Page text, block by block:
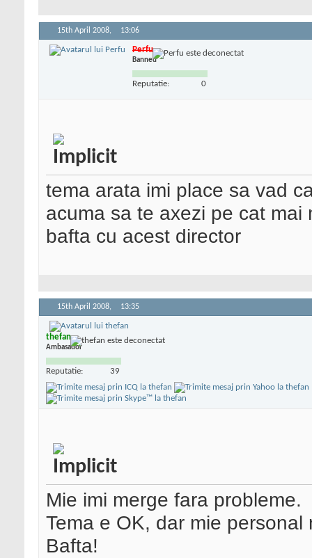
15th April 2008, 13:06
Perfu
Banned
Reputatie: 0
tema arata imi place sa vad
acuma sa te axezi pe cat
bafta cu acest director
15th April 2008, 13:35
thefan
Ambasador
Reputatie: 39
Mie imi merge fara probleme.
Tema e OK, dar mie
Bafta!